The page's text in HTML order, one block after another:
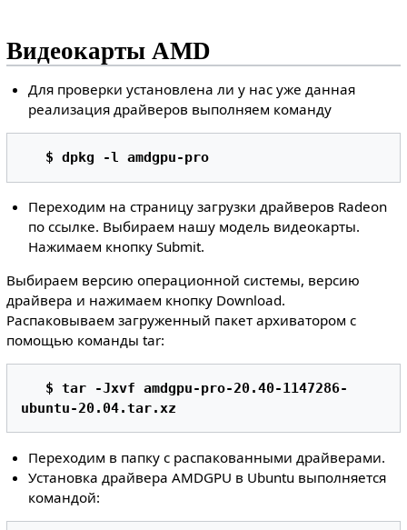
Видеокарты AMD
Для проверки установлена ли у нас уже данная
реализация драйверов выполняем команду
$ dpkg -l amdgpu-pro
Переходим на страницу загрузки драйверов Radeon
по ссылке. Выбираем нашу модель видеокарты.
Нажимаем кнопку Submit.
Выбираем версию операционной системы, версию
драйвера и нажимаем кнопку Download.
Распаковываем загруженный пакет архиватором с
помощью команды tar:
$ tar -Jxvf amdgpu-pro-20.40-1147286-
ubuntu-20.04.tar.xz
Переходим в папку с распакованными драйверами.
Установка драйвера AMDGPU в Ubuntu выполняется
командой: